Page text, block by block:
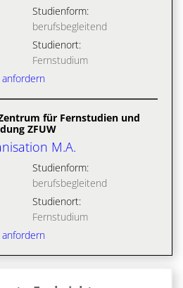
Studienform:
berufsbegleitend
Studienort:
Fernstudium
für Fernstudien und
ZFUW
M.A.
Studienform:
berufsbegleitend
Studienort:
Fernstudium